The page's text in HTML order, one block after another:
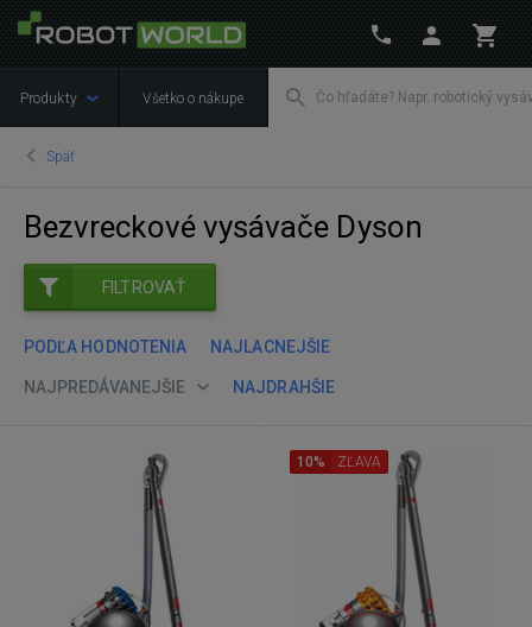
Produkty Všetko o nákupe
Späť
Bezvreckové vysávače Dyson
FILTROVAŤ
PODĽA HODNOTENIA NAJLACNEJŠIE
NAJPREDÁVANEJŠIE NAJDRAHŠIE
10% ZĽAVA